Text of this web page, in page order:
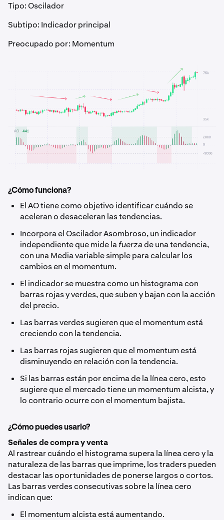
Tipo: Oscilador
Subtipo: Indicador principal
Preocupado por: Momentum
¿Cómo funciona?
El AO tiene como objetivo identificar cuándo se
aceleran o desaceleran las tendencias.
Incorpora el Oscilador Asombroso, un indicador
independiente que mide lafuerzade una tendencia,
con una Media variable simple para calcular los
cambios en el momentum.
El indicador se muestra como un histograma con
barras rojas y verdes, que suben y bajan con la acción
del precio.
Las barras verdes sugieren que el momentum está
creciendo con la tendencia.
Las barras rojas sugieren que el momentum está
disminuyendo en relación con la tendencia.
Si las barras están por encima de la línea cero, esto
sugiere que el mercado tiene un momentum alcista, y
lo contrario ocurre con el momentum bajista.
¿Cómo puedes usarlo?
Señales de compra y venta
Al rastrear cuándo el histograma supera la línea cero y la
naturaleza de las barras que imprime, los traders pueden
destacar las oportunidades de ponerse largos o cortos.
Las barras verdes consecutivas sobre la línea cero
indican que:
El momentum alcista está aumentando.